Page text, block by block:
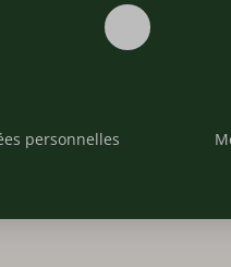
personnelles